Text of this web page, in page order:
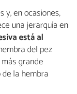
y, en ocasiones,
una jerarquía en
está al
del pez
grande
la hembra